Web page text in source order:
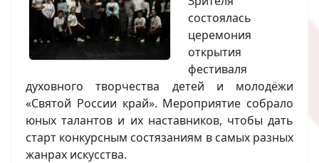
состоялась
церемония
открытия
фестиваля
духовного творчества детей и молодёжи
«Святой России край». Мероприятие собрало
юных талантов и их наставников, чтобы дать
старт конкурсным состязаниям в самых разных
жанрах искусства.